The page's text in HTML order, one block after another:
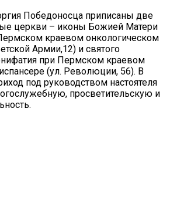
Победоносца приписаны две
церкви – иконы Божией Матери
краевом онкологическом
Армии,12) и святого
при Пермском краевом
(ул. Революции, 56). В
под руководством настоятеля
просветительскую и